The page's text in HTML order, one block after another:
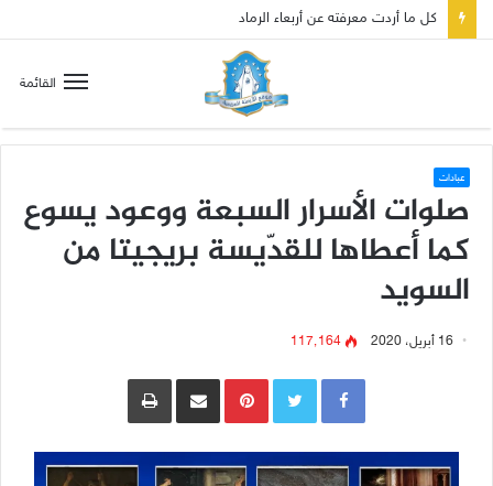
صلاة إلى مريم سلطانة السلام لتهدئة الغضب الإلهي
القائمة
عبادات
صلوات الأسرار السبعة ووعود يسوع
كما أعطاها للقدّيسة بريجيتا من
السويد
16 أبريل، 2020 117٬164
Pinterestمشاركة عبر البريد طباعة